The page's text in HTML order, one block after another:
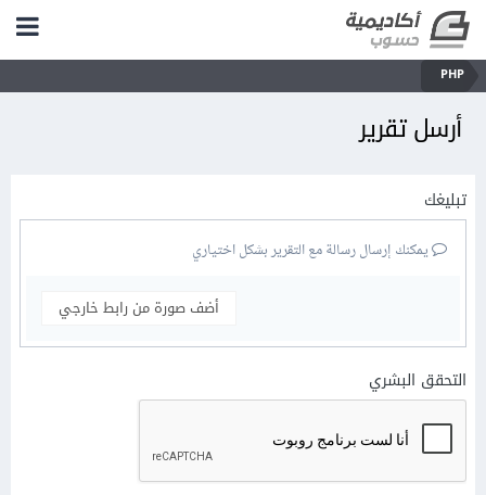
PHP
أرسل تقرير
تبليغك
يمكنك إرسال رسالة مع التقرير بشكل اختياري
أضف صورة من رابط خارجي
التحقق البشري